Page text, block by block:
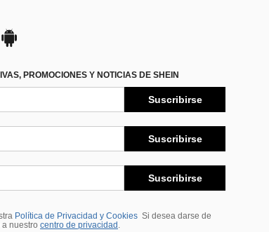
PROMOCIONES Y NOTICIAS DE SHEIN
Suscribirse
Suscribirse
Suscribirse
Política de Privacidad y Cookies Si desea darse de
nuestro centro de privacidad .